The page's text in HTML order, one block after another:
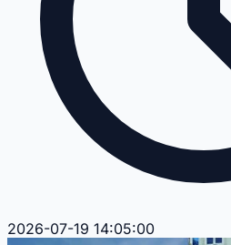
2026-07-19 14:05:00